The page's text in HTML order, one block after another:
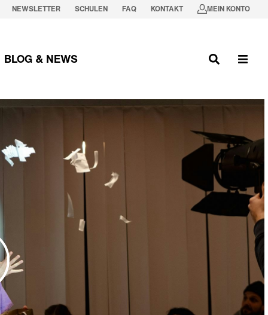
NEWSLETTER SCHULEN FAQ KONTAKT MEIN KONTO
BLOG & NEWS